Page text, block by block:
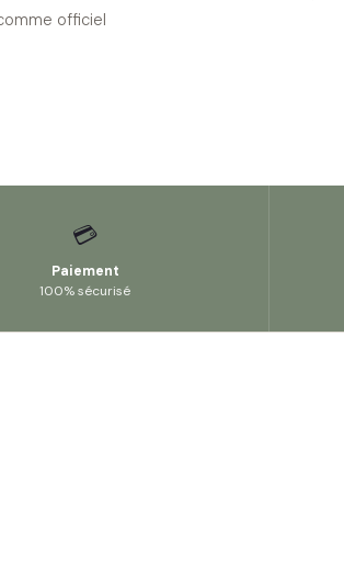
officiel
💳
Paiement
100% sécurisé